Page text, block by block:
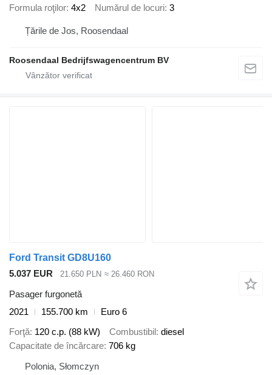
Formula roţilor 4x2 Numărul de locuri 3
Țările de Jos, Roosendaal
Roosendaal Bedrijfswagencentrum BV
Ford Transit GD8U160
5.037 EUR
21.650 PLN ≈ 26.460 RON
Pasager furgonetă
2021
155.700 km
Euro 6
Forţă 120 c.p. (88 kW) Combustibil diesel
Capacitate de încărcare 706 kg
Polonia, Słomczyn